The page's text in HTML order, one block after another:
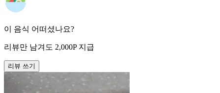
이 음식 어떠셨나요?
리뷰만 남겨도 2,000P 지급
리뷰 쓰기